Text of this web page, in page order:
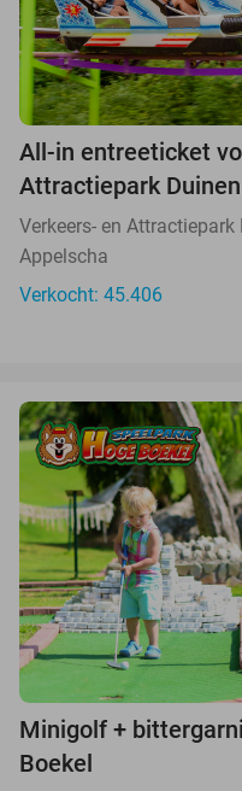
All-in entreeticket
Attractiepark
Verkeers- en
Appelscha
Verkocht: 45.406
Minigolf +
Boekel